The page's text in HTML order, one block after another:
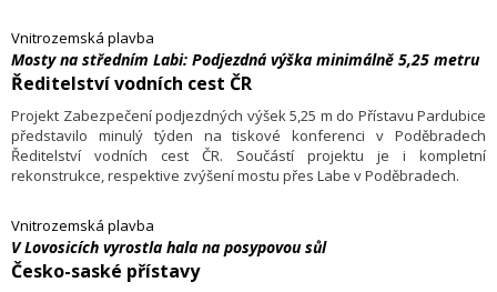
dopravy v ČR ze strany Evropské komise.
Vnitrozemská plavba
Mosty na středním Labi: Podjezdná výška minimálně 5,25 metru
Ředitelství vodních cest ČR
Projekt Zabezpečení podjezdných výšek 5,25 m do Přístavu Pardubice
představilo minulý týden na tiskové konferenci v Poděbradech
Ředitelství vodních cest ČR. Součástí projektu je i kompletní
rekonstrukce, respektive zvýšení mostu přes Labe v Poděbradech.
Vnitrozemská plavba
V Lovosicích vyrostla hala na posypovou sůl
Česko-saské přístavy